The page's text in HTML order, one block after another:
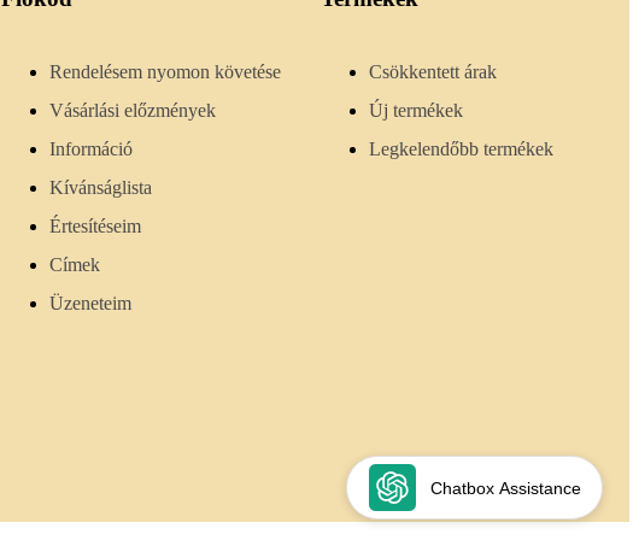
Chatbox Assistance
Rendelésem nyomon követése
Vásárlási előzmények
Információ
Kívánságlista
Értesítéseim
Címek
Üzeneteim
Csökkentett árak
Új termékek
Legkelendőbb termékek